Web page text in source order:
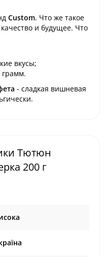
Custom. Что же такое
и будущее. Что
вкусы;
грамм.
- сладкая вишневая
Тютюн
200 г